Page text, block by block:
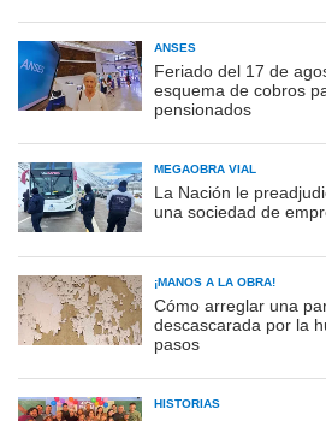
ANSES
Feriado del 17 de
esquema de cobros
pensionados
MEGAOBRA VIAL
La Nación le
una sociedad de
¡MANOS A LA OBRA!
Cómo arreglar una
descascarada por la
pasos
HISTORIAS